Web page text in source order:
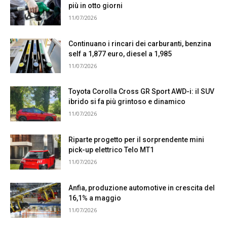
più in otto giorni
11/07/2026
Continuano i rincari dei carburanti, benzina
self a 1,877 euro, diesel a 1,985
11/07/2026
Toyota Corolla Cross GR Sport AWD-i: il SUV
ibrido si fa più grintoso e dinamico
11/07/2026
Riparte progetto per il sorprendente mini
pick-up elettrico Telo MT1
11/07/2026
Anfia, produzione automotive in crescita del
16,1% a maggio
11/07/2026